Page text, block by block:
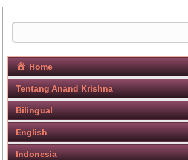
Home
Tentang Anand Krishna
Bilingual
English
Indonesia